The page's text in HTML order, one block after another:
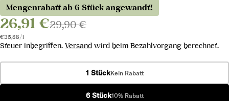
Mengenrabatt ab 6 Stück angewandt!
26,91 €29,90 €
Stückpreis
€35,88/pro
l
Steuer inbegriffen. Versand wird beim Bezahlvorgang berechnet.
1 StückKein Rabatt
6 Stück10% Rabatt